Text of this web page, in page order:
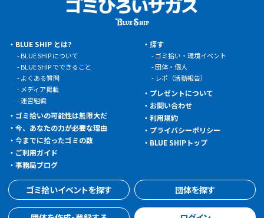
BLUE SHIP とは?
BLUE SHIP について
BLUE SHIP でできること
よくある質問
メディア掲載
運営組織
ゴミ拾いの可能性は無限大だ
今、あなたの力が必要な理由
今までに拾ったゴミの数
ご利用ガイド
事務局ブログ
探す
ゴミ拾い・環境イベント
団体・個人
レポ（活動報告）
プレゼントについて
お問い合わせ
利用規約
プライバシーポリシー
BLUE SHIPトップ
ゴミ拾いイベントを探す 団体を探す